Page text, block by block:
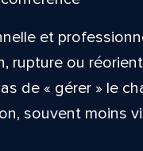
et
rupture ou
de « gérer » le
souvent moins